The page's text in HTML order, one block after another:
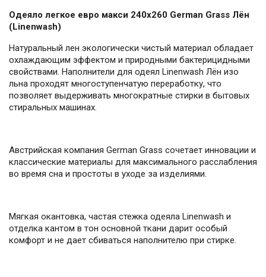
Одеяло легкое евро макси 240х260 German Grass Лён
(Linenwash)
Натуральный лен экологически чистый материал обладает
охлаждающим эффектом и природными бактерицидными
свойствами. Наполнители для одеял Linenwash Лён изо
льна проходят многоступенчатую переработку, что
позволяет выдерживать многократные стирки в бытовых
стиральных машинах.
Австрийская компания German Grass сочетает инновации и
классические материалы для максимального расслабления
во время сна и простоты в уходе за изделиями.
Мягкая окантовка, частая стежка одеяла Linenwash и
отделка кантом в тон основной ткани дарит особый
комфорт и не дает сбиваться наполнителю при стирке.